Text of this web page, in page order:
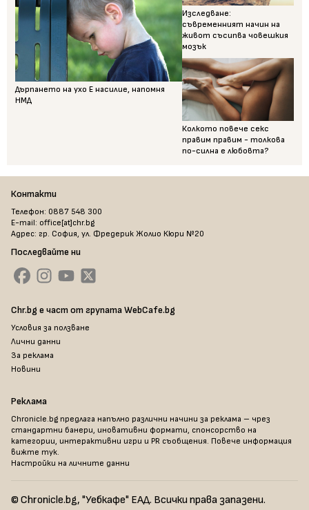
Дърпането на ухо Е насилие, напомня
НМД
Изследване:
съвременният начин на
живот съсипва човешкия
мозък
Колкото повече секс
правим правим - толкова
по-силна е любовта?
Контакти
Телефон: 0887 548 300
E-mail: office[at]chr.bg
Адрес: гр. София, ул. Фредерик Жолио Кюри №20
Последвайте ни
Chr.bg е част от групата WebCafe.bg
Условия за ползване
Лични данни
За реклама
Новини
Реклама
Chronicle.bg предлага напълно различни начини за реклама – чрез
стандартни банери, иновативни формати, спонсорство на
категории, интерактивни игри и PR съобщения. Повече информация
вижте тук.
Настройки на личните данни
© Chronicle.bg, "Уебкафе" ЕАД. Всички права запазени.